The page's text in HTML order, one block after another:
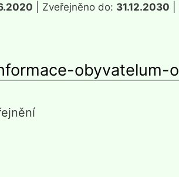
| Zveřejněno do: 31.12.2030
obyvatelum-